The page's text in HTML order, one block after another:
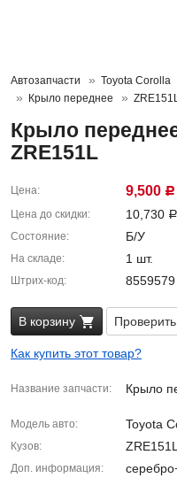
Автозапчасти
Toyota Corolla
Крыло переднее
Крыло
ZRE151L
Цена 9,500 Р
Цена до скидки 10,730 Р
Состояние Б/У
На складе 1 шт.
Штрих-код 8559579
В корзину
Как купить этот товар?
Название запчасти Крыло
Модель авто Toyota
Кузов
Доп. информация